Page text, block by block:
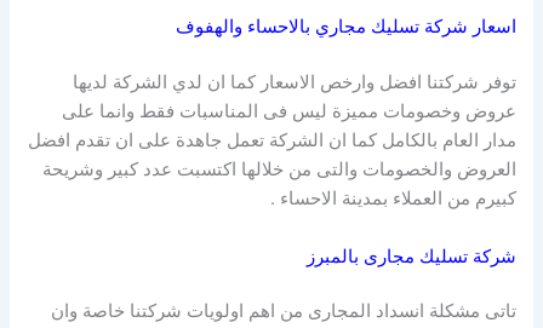
اسعار شركة تسليك مجاري بالاحساء والهفوف
توفر شركتنا افضل وارخص الاسعار كما ان لدي الشركة لديها
عروض وخصومات مميزة ليس فى المناسبات فقط وانما على
مدار العام بالكامل كما ان الشركة تعمل جاهدة على ان تقدم افضل
العروض والخصومات والتى من خلالها اكتسبت عدد كبير وشريحة
كبيرم من العملاء بمدينة الاحساء .
شركة تسليك مجارى بالمبرز
تاتى مشكلة انسداد المجارى من اهم اولويات شركتنا خاصة وان